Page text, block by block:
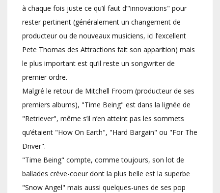
à chaque fois juste ce qu’il faut d’"innovations" pour
rester pertinent (généralement un changement de
producteur ou de nouveaux musiciens, ici l’excellent
Pete Thomas des Attractions fait son apparition) mais
le plus important est qu’il reste un songwriter de
premier ordre.
Malgré le retour de Mitchell Froom (producteur de ses
premiers albums), "Time Being" est dans la lignée de
"Retriever", même s’il n’en atteint pas les sommets
qu’étaient "How On Earth", "Hard Bargain" ou "For The
Driver".
"Time Being" compte, comme toujours, son lot de
ballades crève-coeur dont la plus belle est la superbe
"Snow Angel" mais aussi quelques-unes de ses pop